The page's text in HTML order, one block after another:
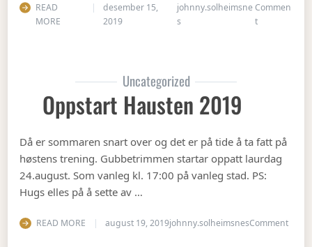
READ
MORE
desember 15,
2019
johnny.solheimsne
s
Commen
ton
Uncategorized
Oppstart Hausten 2019
Då er sommaren snart over og det er på tide å ta fatt på
høstens trening. Gubbetrimmen startar oppatt laurdag
24.august. Som vanleg kl. 17:00 på vanleg stad. PS:
Hugs elles på å sette av …
READ MORE august 19, 2019johnny.solheimsnesCommenton